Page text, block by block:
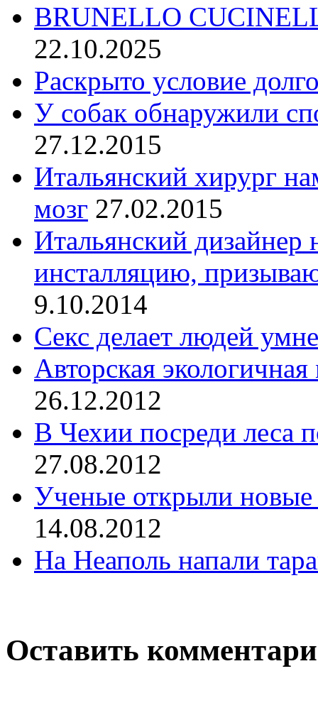
BRUNELLO
22.10.2025
Раскрыто условие
У собак обнаружили
27.12.2015
Итальянский хирург
мозг 27.02.2015
Итальянский дизайнер
инсталляцию,
9.10.2014
Секс делает людей
Авторская
26.12.2012
В Чехии посреди леса
27.08.2012
Ученые открыли новые
14.08.2012
На Неаполь напали
Оставить